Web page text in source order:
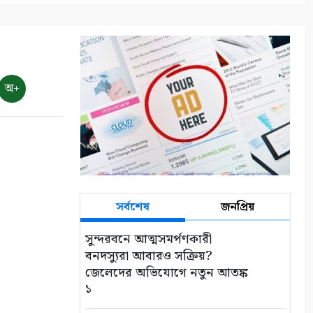
জরিমানা
৯
সাতক্ষীরায় জুলাই গণঅভ্যুত্থানের
দ্বিতীয় বার্ষিকী উপলক্ষে
জামায়াতের বিক্ষোভ মিছিল
১০
অ+
সর্বশেষ জনপ্রিয়
সুন্দরবনে আত্মসমর্পণকারী
বনদস্যুরা আবারও সক্রিয়?
জেলেদের অভিযোগে নতুন আতঙ্ক
১